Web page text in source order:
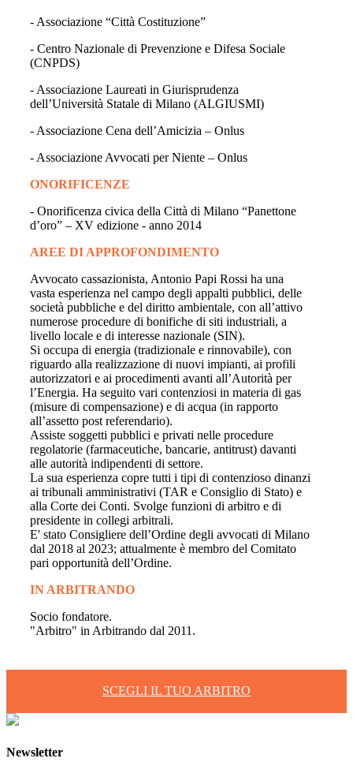
- Associazione “Città Costituzione”
- Centro Nazionale di Prevenzione e Difesa Sociale
(CNPDS)
- Associazione Laureati in Giurisprudenza
dell’Università Statale di Milano (ALGIUSMI)
- Associazione Cena dell’Amicizia – Onlus
- Associazione Avvocati per Niente – Onlus
ONORIFICENZE
- Onorificenza civica della Città di Milano “Panettone
d’oro” – XV edizione - anno 2014
AREE DI APPROFONDIMENTO
Avvocato cassazionista, Antonio Papi Rossi ha una
vasta esperienza nel campo degli appalti pubblici, delle
società pubbliche e del diritto ambientale, con all’attivo
numerose procedure di bonifiche di siti industriali, a
livello locale e di interesse nazionale (SIN).
Si occupa di energia (tradizionale e rinnovabile), con
riguardo alla realizzazione di nuovi impianti, ai profili
autorizzatori e ai procedimenti avanti all’Autorità per
l’Energia. Ha seguito vari contenziosi in materia di gas
(misure di compensazione) e di acqua (in rapporto
all’assetto post referendario).
Assiste soggetti pubblici e privati nelle procedure
regolatorie (farmaceutiche, bancarie, antitrust) davanti
alle autorità indipendenti di settore.
La sua esperienza copre tutti i tipi di contenzioso dinanzi
ai tribunali amministrativi (TAR e Consiglio di Stato) e
alla Corte dei Conti. Svolge funzioni di arbitro e di
presidente in collegi arbitrali.
E' stato Consigliere dell’Ordine degli avvocati di Milano
dal 2018 al 2023; attualmente è membro del Comitato
pari opportunità dell’Ordine.
IN ARBITRANDO
Socio fondatore.
"Arbitro" in Arbitrando dal 2011.
SCEGLI IL TUO ARBITRO
Newsletter